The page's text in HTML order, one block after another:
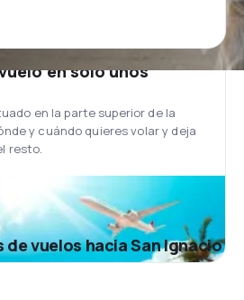
en solo unos
en la parte superior de la
y cuándo quieres volar y deja
resto.
vuelos hacia San Ignacio